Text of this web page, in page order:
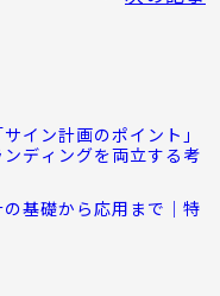
イン計画のポイント」
ディングを両立する考
基礎から応用まで｜特